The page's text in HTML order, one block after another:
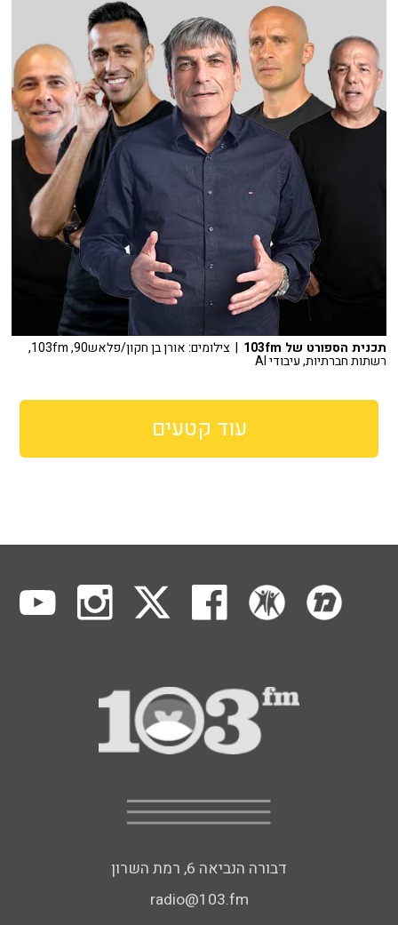
תכנית הספורט של 103fm | צילומים: אורן בן חקון/פלאש90, 103fm,
רשתות חברתיות, עיבודי AI
עוד קטעים
דבורה הנביאה 6, רמת השרון
radio@103.fm